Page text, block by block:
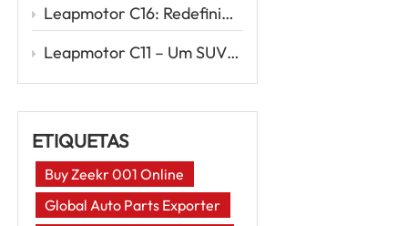
Leapmotor C16: Redefinindo as viagens em família com energia elétrica inteligente
Leapmotor C11 – Um SUV elétrico inteligente para a nova era da condução
ETIQUETAS
Buy Zeekr 001 Online
Global Auto Parts Exporter